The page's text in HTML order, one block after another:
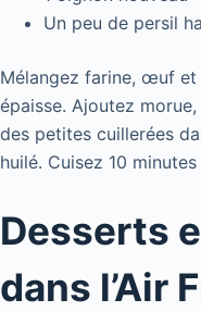
Un peu de persil
Mélangez farine, œuf
épaisse. Ajoutez
des petites cuillerées
huilé. Cuisez 10 minutes
Desserts
dans l’Air